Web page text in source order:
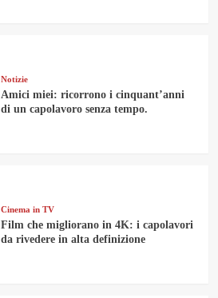
Notizie
Amici miei: ricorrono i cinquant’anni
di un capolavoro senza tempo.
Cinema in TV
Film che migliorano in 4K: i capolavori
da rivedere in alta definizione